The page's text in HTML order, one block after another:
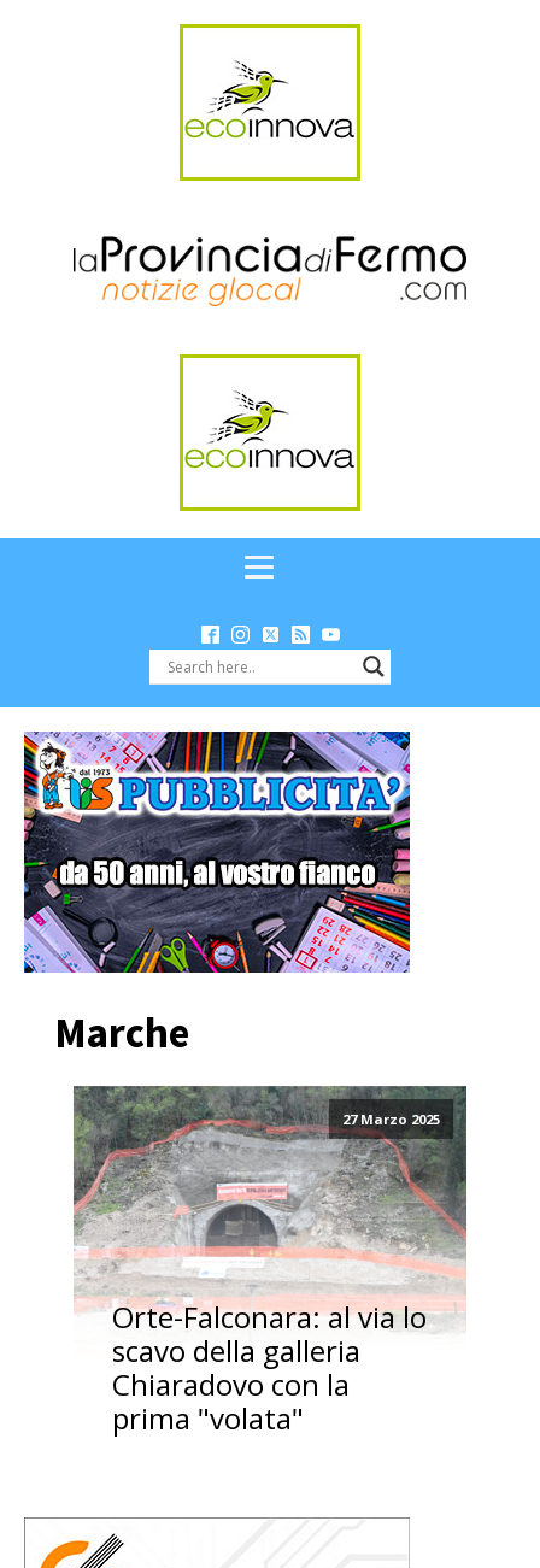
Marche
27 Marzo 2025
Orte-Falconara: al via lo
scavo della galleria
Chiaradovo con la
prima "volata"